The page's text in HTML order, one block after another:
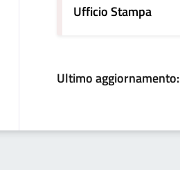
Ufficio Stampa
Ultimo aggiornamento: